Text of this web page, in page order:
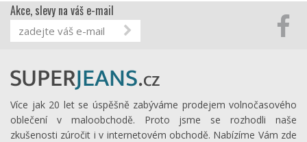
Akce, slevy na váš e-mail
Více jak 20 let se úspěšně zabýváme prodejem volnočasového
oblečení v maloobchodě. Proto jsme se rozhodli naše
zkušenosti zúročit i v internetovém obchodě. Nabízíme Vám zde